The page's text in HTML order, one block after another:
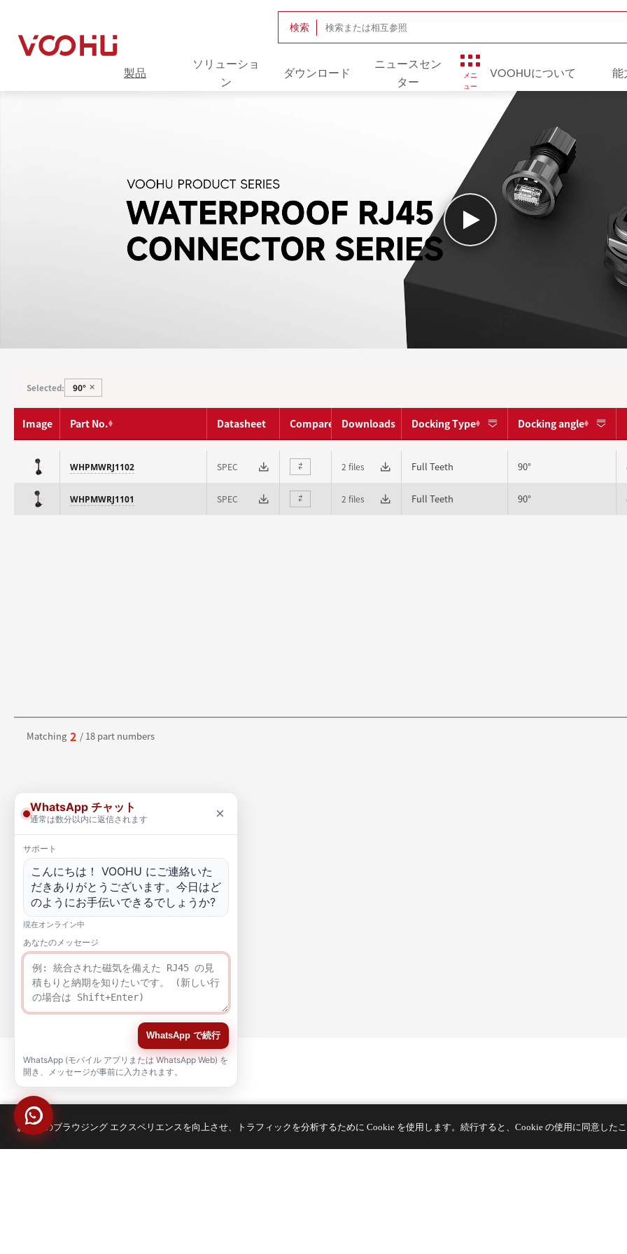
検索
製品
ソリューショ
ン
ダウンロード
ニュースセン
ター
メニ
ュー
VOOHUについて 能
Selected: 90° ✕
Image Part No. Datasheet Compare Downloads Docking Type Docking angle
WHPMWRJ1102 SPEC ⇄ 2 files Full Teeth 90°
WHPMWRJ1101 SPEC ⇄ 2 files Full Teeth 90°
Matching 2 / 18 part numbers
Connect with Us
お客様のブラウジング エクスペリエンスを向上させ、トラフィックを分析するために Cookie を使用します。続行すると、Cookie の使用に同意した
WhatsApp チャット
通常は数分以内に返信されます ×
サポート
こんにちは！ VOOHU にご連絡いた
だきありがとうございます。今日はど
のようにお手伝いできるでしょうか?
現在オンライン中
あなたのメッセージ
WhatsApp で続行
WhatsApp (モバイル アプリまたは WhatsApp Web) を
開き、メッセージが事前に入力されます。